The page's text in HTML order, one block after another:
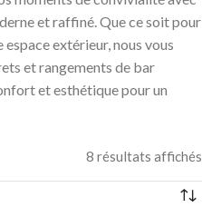
et raffiné. Que ce soit pour
extérieur, nous vous
et rangements de bar
et esthétique pour un
8 résultats affichés